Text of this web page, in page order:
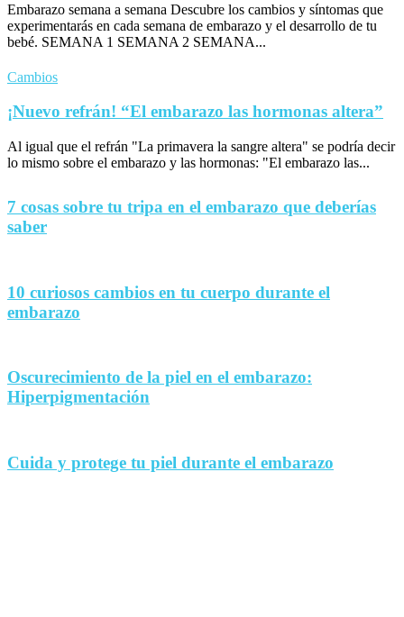
Embarazo semana a semana Descubre los cambios y síntomas que
experimentarás en cada semana de embarazo y el desarrollo de tu
bebé. SEMANA 1 SEMANA 2 SEMANA...
Cambios
¡Nuevo refrán! “El embarazo las hormonas altera”
Al igual que el refrán "La primavera la sangre altera" se podría decir
lo mismo sobre el embarazo y las hormonas: "El embarazo las...
7 cosas sobre tu tripa en el embarazo que deberías
saber
10 curiosos cambios en tu cuerpo durante el
embarazo
Oscurecimiento de la piel en el embarazo:
Hiperpigmentación
Cuida y protege tu piel durante el embarazo